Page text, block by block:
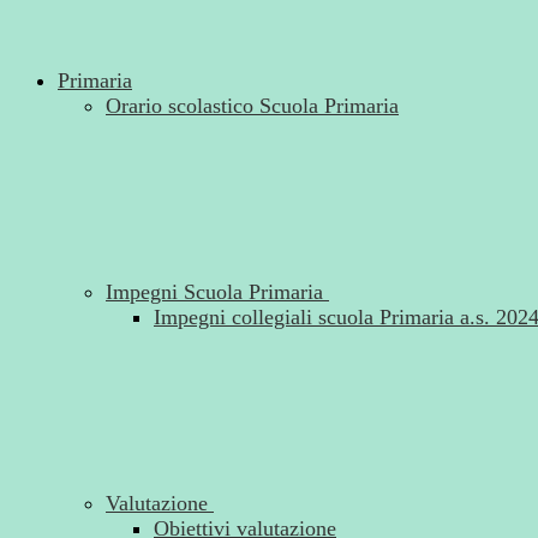
Primaria
Orario scolastico Scuola Primaria
Impegni Scuola Primaria
Impegni collegiali scuola Primaria a.s.
Valutazione
Obiettivi valutazione